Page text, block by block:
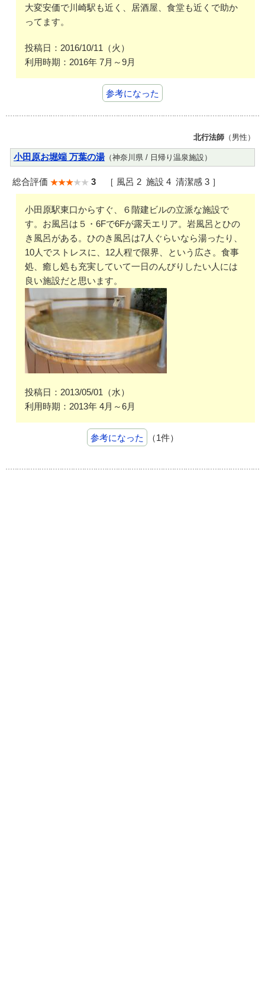
大変安価で川崎駅も近く、居酒屋、食堂も近くで助か
ってます。
投稿日：2016/10/11（火）
利用時期：2016年 7月～9月
参考になった
北行法師 （男性）
小田原お堀端 万葉の湯 （神奈川県 / 日帰り温泉施設）
総合評価 3 ［ 風呂 2 施設 4 清潔感 3 ］
小田原駅東口からすぐ、６階建ビルの立派な施設で
す。お風呂は５・6Fで6Fが露天エリア。岩風呂とひの
き風呂がある。ひのき風呂は7人ぐらいなら湯ったり、
10人でストレスに、12人程で限界、という広さ。食事
処、癒し処も充実していて一日のんびりしたい人には
良い施設だと思います。
投稿日：2013/05/01（水）
利用時期：2013年 4月～6月
参考になった （1件）